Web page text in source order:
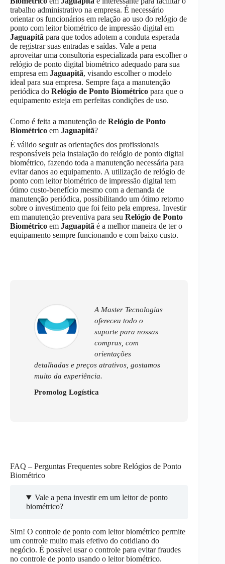
trabalho administrativo na empresa. É necessário
orientar os funcionários em relação ao uso do relógio de
ponto com leitor biométrico de impressão digital em
Jaguapitã para que todos adotem a conduta esperada
de registrar suas entradas e saídas. Vale a pena
aproveitar uma consultoria especializada para escolher o
relógio de ponto digital biométrico adequado para sua
empresa em Jaguapitã, visando escolher o modelo
ideal para sua empresa. Sempre faça a manutenção
periódica do Relógio de Ponto Biométrico para que o
equipamento esteja em perfeitas condições de uso.
Como é feita a manutenção de Relógio de Ponto
Biométrico em Jaguapitã?
É válido seguir as orientações dos profissionais
responsáveis pela instalação do relógio de ponto digital
biométrico, fazendo toda a manutenção necessária para
evitar danos ao equipamento. A utilização de relógio de
ponto com leitor biométrico de impressão digital tem
ótimo custo-benefício mesmo com a demanda de
manutenção periódica, possibilitando um ótimo retorno
sobre o investimento que foi feito pela empresa. Investir
em manutenção preventiva para seu Relógio de Ponto
Biométrico em Jaguapitã é a melhor maneira de ter o
equipamento sempre funcionando e com baixo custo.
A Master Tecnologias
ofereceu todo o
suporte para nossas
compras, com
orientações
detalhadas e preços atrativos, gostamos
muito da experiência.
Promolog Logística
FAQ – Perguntas Frequentes sobre Relógios de Ponto
Biométrico
Vale a pena investir em um leitor de ponto
biométrico?
Sim! O controle de ponto com leitor biométrico permite
um controle muito mais efetivo do cotidiano do
negócio. É possível usar o controle para evitar fraudes
no controle de ponto usando o leitor biométrico.